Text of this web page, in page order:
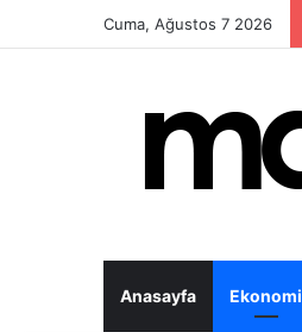
Cuma, Ağustos 7 2026
Anasayfa Ekonomi